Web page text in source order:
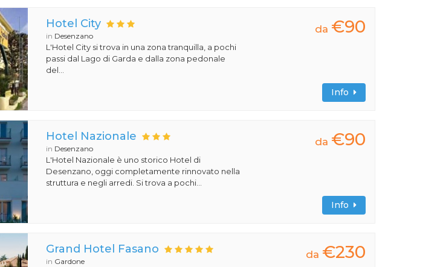
Hotel City
in Desenzano
L'Hotel City si trova in una zona tranquilla, a pochi
passi dal Lago di Garda e dalla zona pedonale
del...
da €90
Info
Hotel Nazionale
in Desenzano
L'Hotel Nazionale è uno storico Hotel di
Desenzano, oggi completamente rinnovato nella
struttura e negli arredi. Si trova a pochi...
da €90
Info
Grand Hotel Fasano
in Gardone
da €230